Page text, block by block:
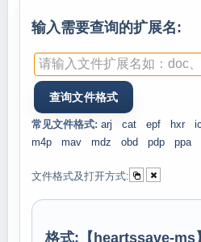
输入需要查询的扩展名:
常见文件格式: arj cat epf hxr
m4p
mav mdz obd pdp ppa
文件格式及打开方式:
格式:【 heartssave-ms